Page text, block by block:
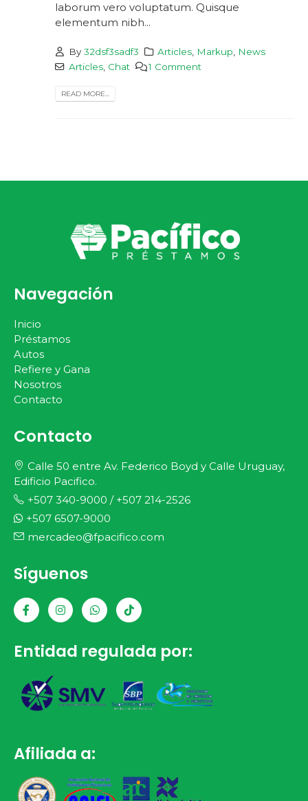
laborum vero voluptatum. Quisque
elementum nibh...
By 32dsf3sadf3 Articles Markup
News
Articles, Chat 1 Comment
READ MORE...
Navegación
Inicio
Préstamos
Autos
Refiere y Gana
Nosotros
Contacto
Contacto
Calle 50 entre Av. Federico Boyd y Calle Uruguay,
Edificio Pacifico.
+507 340-9000 / +507 214-2526
+507 6507-9000
mercadeo@fpacifico.com
Síguenos
Entidad regulada por:
Afiliada a: